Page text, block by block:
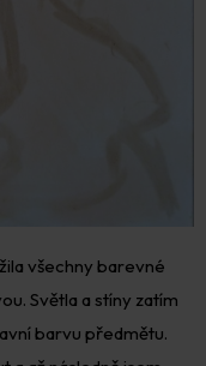
všechny barevné
Světla a stíny zatím
barvu předmětu.